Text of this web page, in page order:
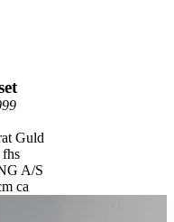
Guld
fhs
A/S
ca